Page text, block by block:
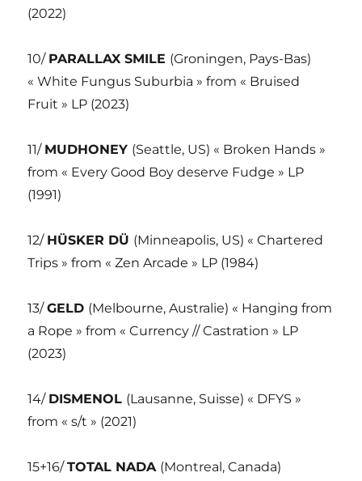
(2022)
10/ PARALLAX SMILE (Groningen, Pays-Bas)
« White Fungus Suburbia » from « Bruised
Fruit » LP (2023)
11/ MUDHONEY (Seattle, US) « Broken Hands »
from « Every Good Boy deserve Fudge » LP
(1991)
12/ HÜSKER DÜ (Minneapolis, US) « Chartered
Trips » from « Zen Arcade » LP (1984)
13/GELD (Melbourne, Australie) « Hanging from
a Rope » from « Currency // Castration » LP
(2023)
14/ DISMENOL (Lausanne, Suisse) « DFYS »
from « s/t » (2021)
15+16/TOTAL NADA (Montreal, Canada)